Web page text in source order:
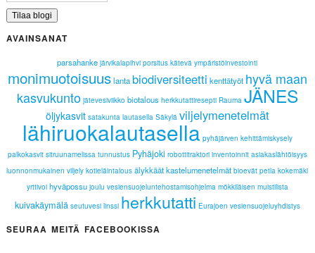
AVAINSANAT
parsahanke järvikalapihvi porsitus kätevä ympäristöinvestointi
monimuotoisuuslantabiodiversiteetti kenttätyöt hyvä maan
kasvukunto jätevesiviikko biotalous herkkutattiresepti Rauma JÄNES
öljykasvit satakunta lautasella Säkylä viljelymenetelmät
lähiruokalautasella pyhäjärven kehittämiskysely
palkokasvit sitruunamelissa tunnustus Pyhäjoki robottitraktori inventoinnit asiakaslähtöisyys
luonnonmukainen viljely kotieläintalous älykkäät kastelumenetelmät bioevät petla kokemäki
yrttivoi hyväpossu joulu vesiensuojeluntehostamisohjelma mökkiläisen muistilista
kuivakäymälä seutuvesi linssi herkkutatti Eurajoen vesiensuojeluyhdistys
SEURAA MEITÄ FACEBOOKISSA